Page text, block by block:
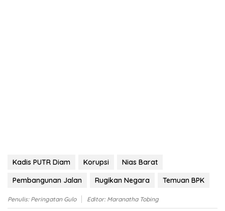
Kadis PUTR Diam Korupsi
Nias Barat
Pembangunan Jalan
Rugikan Negara Temuan BPK
Penulis: Peringatan Gulo Editor: Maranatha Tobing